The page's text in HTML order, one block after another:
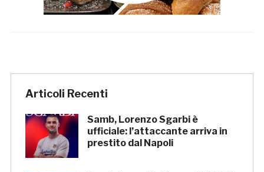
Articoli Recenti
Samb, Lorenzo Sgarbi è
ufficiale: l’attaccante arriva in
prestito dal Napoli